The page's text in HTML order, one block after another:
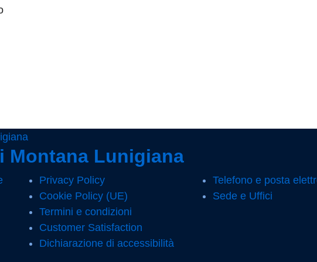
Montana Lunigiana
Privacy Policy
Cookie Policy (UE)
Termini e condizioni
Customer Satisfaction
Dichiarazione di accessibilità
Telefono e posta
Sede e Uffici